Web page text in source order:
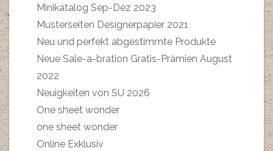
Minikatalog Sep-Dez 2023
Musterseiten Designerpapier 2021
Neu und perfekt abgestimmte Produkte
Neue Sale-a-bration Gratis-Prämien August
2022
Neuigkeiten von SU 2026
One sheet wonder
one sheet wonder
Online Exklusiv